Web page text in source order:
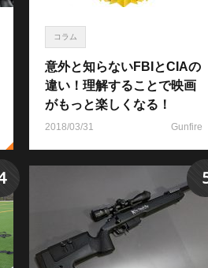
コラム
意外と知らないFBIとCIAの
違い！理解することで映画
がもっと楽しくなる！
2018/03/31 Gunfire